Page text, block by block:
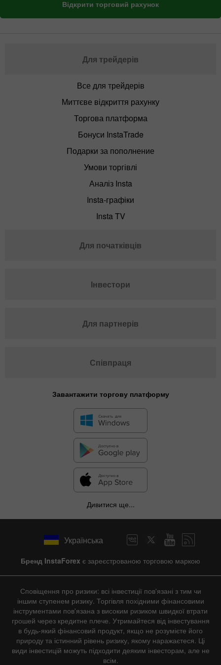
Відкрити торговий рахунок
Для трейдерів
Все для трейдерів
Миттєве відкриття рахунку
Торгова платформа
Бонуси InstaTrade
Подарки за пополнение
Умови торгівлі
Аналіз Insta
Insta-графіки
Insta TV
Для початківців
Інвестори
Для партнерів
Співпраця
Завантажити торгову платформу
Дивитися ще...
Українська
Бренд InstaForex є зареєстрованою торговою маркою
Сповіщення про ризики: всі інвестиції пов'язані з тим чи
іншим ступенем ризику. Торгівля похідними фінансовими
інструментами пов'язана з високим ризиком швидкої втрати
грошей через кредитне плече. Утримайтеся від інвестування
в будь-який фінансовий продукт, якщо не розумієте його
природу та істинний рівень ризику, якому наражаєтеся. Ці
види інвестицій можуть підходити деяким інвесторам, але не
всім.